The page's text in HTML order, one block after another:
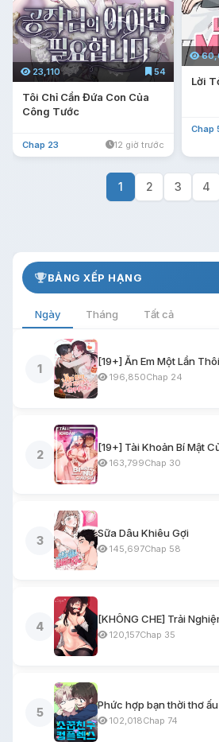
23,110 54
Tôi Chỉ Cần Đứa Con Của
Công Tước
Chap 23 12 giờ trước
Lời
Chap
1 2 3 4
BẢNG XẾP HẠNG
Ngày Tháng Tất cả
1
[19+] Ăn Em Một Lần
196,850Chap 24
2
[19+] Tài Khoản Bí Mật
163,799Chap 30
3
Sữa Dâu Khiêu Gợi
145,697Chap 58
4
120,157Chap 35
5
Phức hợp bạn thời thơ ấu
102,018Chap 74